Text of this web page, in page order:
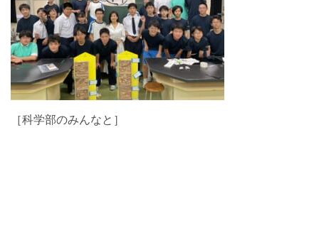
［科学部のみんなと］